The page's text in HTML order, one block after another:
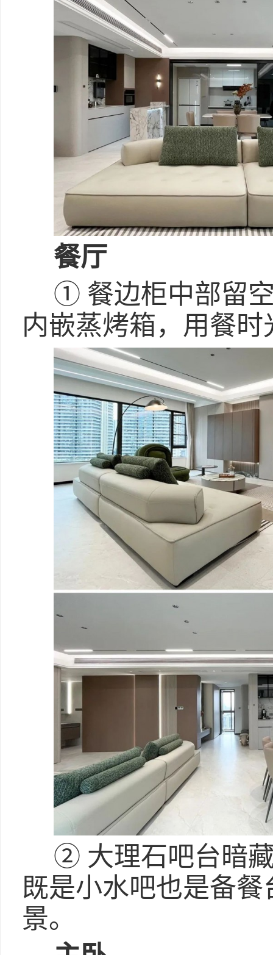
餐厅
① 餐边柜中部留
内嵌蒸烤箱，用餐
② 大理石吧台暗
既是小水吧也是备
景。